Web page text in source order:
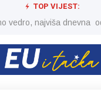
TOP VIJEST:
vedro, najviša dnevna